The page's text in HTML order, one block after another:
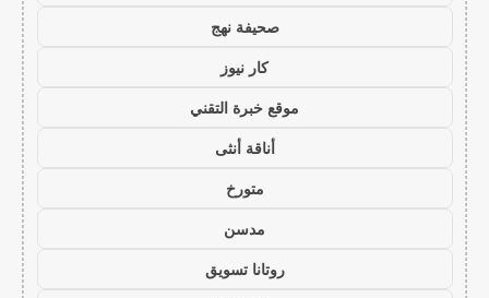
صحيفة نهج
كار نيوز
موقع خبرة التقني
أناقة أنثى
متورخ
مدسن
روتانا تسويق